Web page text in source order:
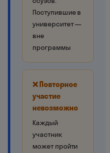
Поступившие в
университет —
вне
программы
❌ Повторное
участие
невозможно
Каждый
участник
может пройти